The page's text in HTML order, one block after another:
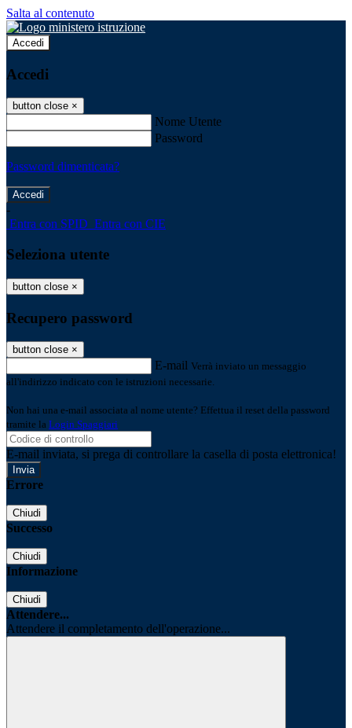
Salta al contenuto
Accedi
Accedi
button close ×
Nome Utente
Password
Password dimenticata?
-
Entra con SPID Entra con CIE
Seleziona utente
button close ×
Recupero password
button close ×
E-mail Verrà inviato un messaggio
all'indirizzo indicato con le istruzioni necessarie.
Non hai una e-mail associata al nome utente? Effettua il reset della password
tramite la Login Spaggiari
E-mail inviata, si prega di controllare la casella di posta elettronica!
Errore
Chiudi
Successo
Chiudi
Informazione
Chiudi
Attendere...
Attendere il completamento dell'operazione...